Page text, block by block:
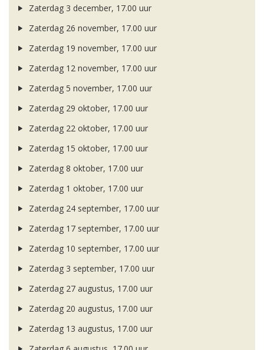
Zaterdag 3 december, 17.00 uur
Zaterdag 26 november, 17.00 uur
Zaterdag 19 november, 17.00 uur
Zaterdag 12 november, 17.00 uur
Zaterdag 5 november, 17.00 uur
Zaterdag 29 oktober, 17.00 uur
Zaterdag 22 oktober, 17.00 uur
Zaterdag 15 oktober, 17.00 uur
Zaterdag 8 oktober, 17.00 uur
Zaterdag 1 oktober, 17.00 uur
Zaterdag 24 september, 17.00 uur
Zaterdag 17 september, 17.00 uur
Zaterdag 10 september, 17.00 uur
Zaterdag 3 september, 17.00 uur
Zaterdag 27 augustus, 17.00 uur
Zaterdag 20 augustus, 17.00 uur
Zaterdag 13 augustus, 17.00 uur